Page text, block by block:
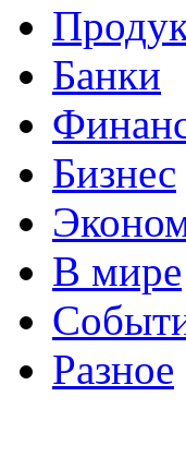
Банки
Бизнес
В мире
Разное